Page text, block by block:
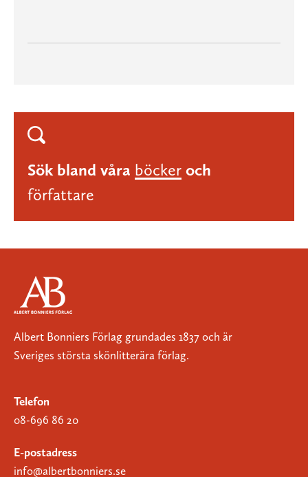
Sök bland våra böcker och
författare
Albert Bonniers Förlag grundades 1837 och är
Sveriges största skönlitterära förlag.
Telefon
08-696 86 20
E-postadress
info@albertbonniers.se